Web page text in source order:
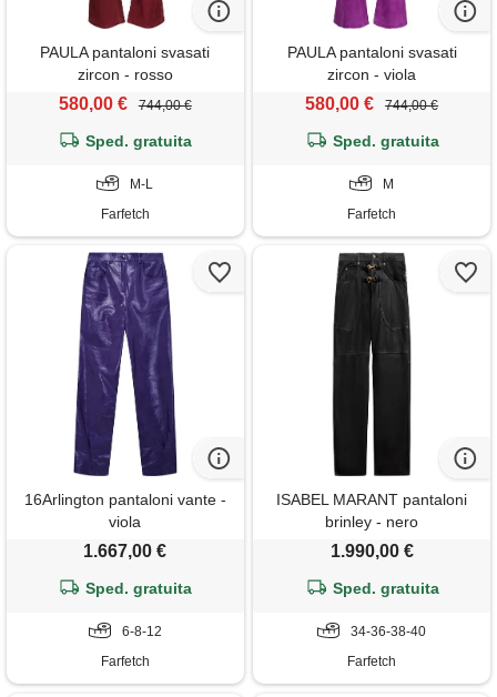
PAULA pantaloni svasati
zircon - rosso
580,00 € 744,00 €
Sped. gratuita
M-L
Farfetch
PAULA pantaloni svasati
zircon - viola
580,00 € 744,00 €
Sped. gratuita
M
Farfetch
16Arlington pantaloni vante -
viola
1.667,00 €
Sped. gratuita
6-8-12
Farfetch
ISABEL MARANT pantaloni
brinley - nero
1.990,00 €
Sped. gratuita
34-36-38-40
Farfetch